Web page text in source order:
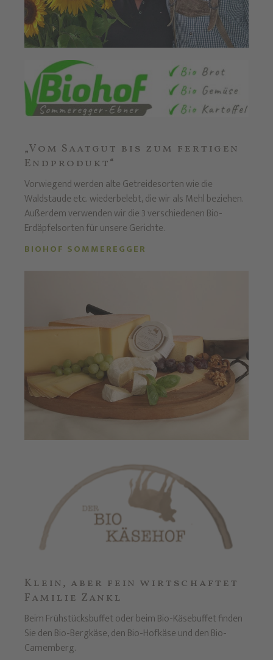
„Vom Saatgut bis zum fertigen
Endprodukt“
Vorwiegend werden alte Getreidesorten wie die
Waldstaude etc. wiederbelebt, die wir als Mehl beziehen.
Außerdem verwenden wir die 3 verschiedenen Bio-
Erdäpfelsorten für unsere Gerichte.
BIOHOF SOMMEREGGER
Klein, aber fein wirtschaftet
Familie Zankl
Beim Frühstücksbuffet oder beim Bio-Käsebuffet finden
Sie den Bio-Bergkäse, den Bio-Hofkäse und den Bio-
Camemberg.